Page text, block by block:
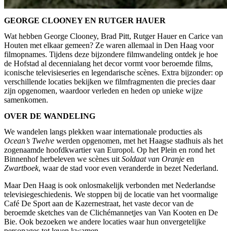
GEORGE CLOONEY EN RUTGER HAUER
Wat hebben George Clooney, Brad Pitt, Rutger Hauer en Carice van
Houten met elkaar gemeen? Ze waren allemaal in Den Haag voor
filmopnames. Tijdens deze bijzondere filmwandeling ontdek je hoe
de Hofstad al decennialang het decor vormt voor beroemde films,
iconische televisieseries en legendarische scènes. Extra bijzonder: op
verschillende locaties bekijken we filmfragmenten die precies daar
zijn opgenomen, waardoor verleden en heden op unieke wijze
samenkomen.
OVER DE WANDELING
We wandelen langs plekken waar internationale producties als
Ocean’s Twelve werden opgenomen, met het Haagse stadhuis als het
zogenaamde hoofdkwartier van Europol. Op het Plein en rond het
Binnenhof herbeleven we scènes uitSoldaat van Oranje en
Zwartboek, waar de stad voor even veranderde in bezet Nederland.
Maar Den Haag is ook onlosmakelijk verbonden met Nederlandse
televisiegeschiedenis. We stoppen bij de locatie van het voormalige
Café De Sport aan de Kazernestraat, het vaste decor van de
beroemde sketches van de Clichémannetjes van Van Kooten en De
Bie. Ook bezoeken we andere locaties waar hun onvergetelijke